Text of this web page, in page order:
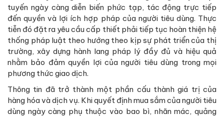
tuyến ngày càng diễn biến phức tạp, tác động trực tiếp
đến quyền và lợi ích hợp pháp của người tiêu dùng. Thực
tiễn đó đặt ra yêu cầu cấp thiết phải tiếp tục hoàn thiện hệ
thống pháp luật theo hướng theo kịp sự phát triển của thị
trường, xây dựng hành lang pháp lý đầy đủ và hiệu quả
nhằm bảo đảm quyền lợi của người tiêu dùng trong mọi
phương thức giao dịch.
Thông tin đã trở thành một phần cấu thành giá trị của
hàng hóa và dịch vụ. Khi quyết định mua sắm của người tiêu
dùng ngày càng phụ thuộc vào bao bì, nhãn mác, quảng